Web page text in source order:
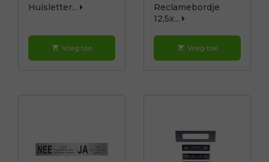
Huisletter...
shopping_cart Voeg toe
Reclamebordje
12,5x...
shopping_cart Voeg toe